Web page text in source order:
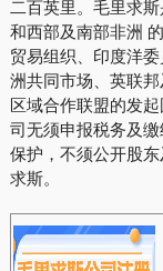
二百英里。毛里求
和西部及南部非洲
贸易组织、印度洋
洲共同市场、英联
区域合作联盟的发
司无须申报税务及
保护，不须公开股
求斯。